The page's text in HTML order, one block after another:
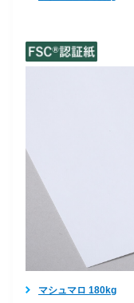
マシュマロ 180kg